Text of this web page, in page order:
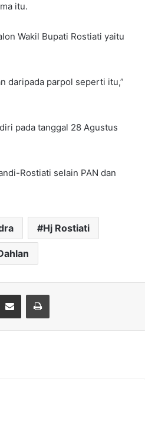
itu.
Wakil Bupati Rostiati yaitu
daripada parpol seperti itu,”
pada tanggal 28 Agustus
Rostiati selain PAN dan
Hj Rostiati
Share via Email